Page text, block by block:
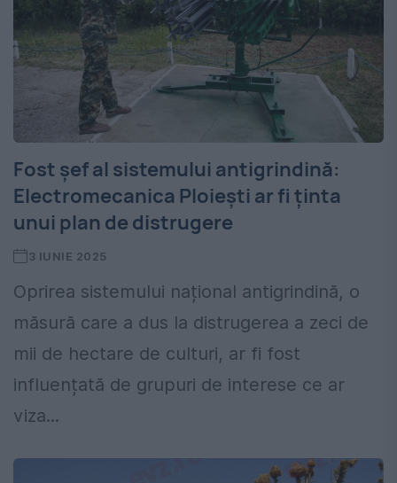
Fost șef al sistemului antigrindină:
Electromecanica Ploiești ar fi ținta
unui plan de distrugere
3 IUNIE 2025
Oprirea sistemului național antigrindină, o
măsură care a dus la distrugerea a zeci de
mii de hectare de culturi, ar fi fost
influențată de grupuri de interese ce ar
viza...